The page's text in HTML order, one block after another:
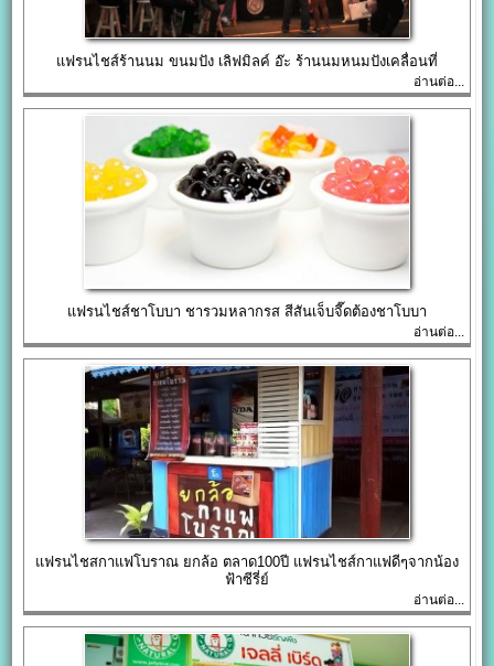
แฟรนไชส์ร้านนม ขนมปัง เลิฟมิลค์ อ๊ะ ร้านนมหนมปังเคลื่อนที่
อ่านต่อ...
แฟรนไชส์ชาโบบา ชารวมหลากรส สีสันเจ็บจี๊ดต้องชาโบบา
อ่านต่อ...
แฟรนไชสกาแฟโบราณ ยกล้อ ตลาด100ปี แฟรนไชส์กาแฟดีๆจากน้อง
ฟ้าซีรี่ย์
อ่านต่อ...